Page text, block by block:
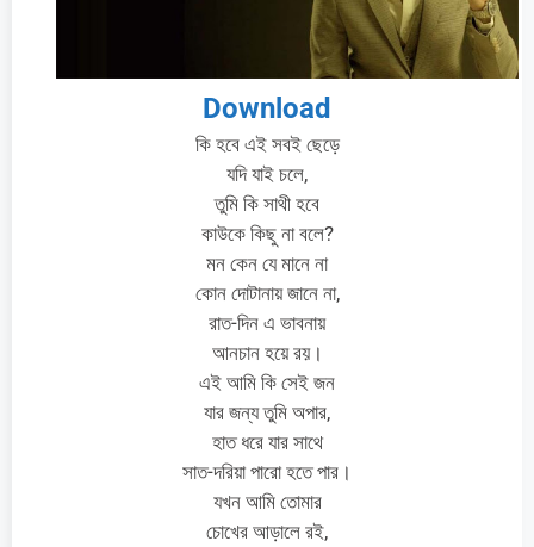
Download
কি হবে এই সবই ছেড়ে
যদি যাই চলে,
তুমি কি সাথী হবে
কাউকে কিছু না বলে?
মন কেন যে মানে না
কোন দোটানায় জানে না,
রাত-দিন এ ভাবনায়
আনচান হয়ে রয়।
এই আমি কি সেই জন
যার জন্য তুমি অপার,
হাত ধরে যার সাথে
সাত-দরিয়া পারো হতে পার।
যখন আমি তোমার
চোখের আড়ালে রই,